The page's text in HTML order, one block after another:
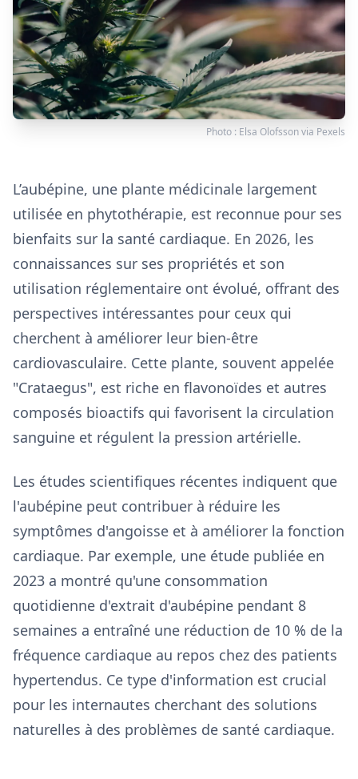
Photo : Elsa Olofssonvia Pexels
L’aubépine, une plante médicinale largement
utilisée en phytothérapie, est reconnue pour ses
bienfaits sur la santé cardiaque. En 2026, les
connaissances sur ses propriétés et son
utilisation réglementaire ont évolué, offrant des
perspectives intéressantes pour ceux qui
cherchent à améliorer leur bien-être
cardiovasculaire. Cette plante, souvent appelée
"Crataegus", est riche en flavonoïdes et autres
composés bioactifs qui favorisent la circulation
sanguine et régulent la pression artérielle.
Les études scientifiques récentes indiquent que
l'aubépine peut contribuer à réduire les
symptômes d'angoisse et à améliorer la fonction
cardiaque. Par exemple, une étude publiée en
2023 a montré qu'une consommation
quotidienne d'extrait d'aubépine pendant 8
semaines a entraîné une réduction de 10 % de la
fréquence cardiaque au repos chez des patients
hypertendus. Ce type d'information est crucial
pour les internautes cherchant des solutions
naturelles à des problèmes de santé cardiaque.